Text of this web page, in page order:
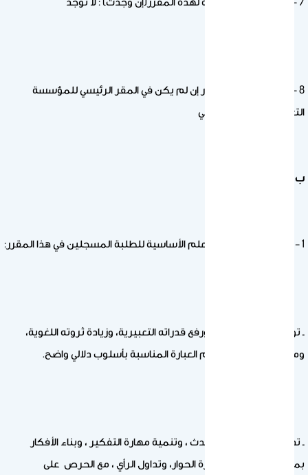
8 – مكان تدريس المقرر إن لم يكن في المقر الرئيسي للمؤسسة
التعليمية : الحرم الجامعي
ب ) الأهداف
1 – وصف موجز لنتائج التعلم الأساسية للطلبة المسجلين في هذا المقرر:
ـ توسيع ثقافة الطالب، ورفع قدراته التعبيرية، وزيادة ثروته اللغوية،
ومساعدته على استخدام العبارة المناسبة بأسلوب دلالي واضح.
ـ تدريب الطالب على التحدث ، وتنمية مهارة التفكير ، وبناء الأفكار
بمنطقية ، وتنمية مهارة الحوار، وتداول الرأي ، مع الحرص على